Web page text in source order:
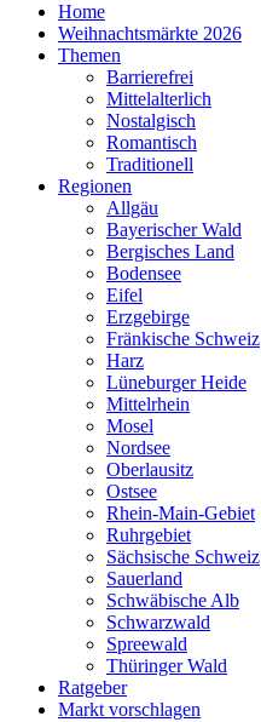
Home
Weihnachtsmärkte 2026
Themen
Barrierefrei
Mittelalterlich
Nostalgisch
Romantisch
Traditionell
Regionen
Allgäu
Bayerischer Wald
Bergisches Land
Bodensee
Eifel
Erzgebirge
Fränkische Schweiz
Harz
Lüneburger Heide
Mittelrhein
Mosel
Nordsee
Oberlausitz
Ostsee
Rhein-Main-Gebiet
Ruhrgebiet
Sächsische Schweiz
Sauerland
Schwäbische Alb
Schwarzwald
Spreewald
Thüringer Wald
Ratgeber
Markt vorschlagen